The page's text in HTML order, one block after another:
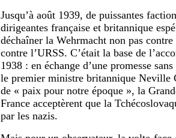
Jusqu’à août 1939, de puissantes
dirigeantes française et britannique
déchaîner la Wehrmacht non pas
contre l’URSS. C’était la base de
1938 : en échange d’une promesse
le premier ministre britannique Neville
de « paix pour notre époque », la
France acceptèrent que la
par les nazis.